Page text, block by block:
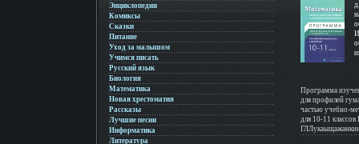
Энциклопедии
Комиксы
Сказки
Питание
Уход за малышом
Учимся писать
Русский язык
Биология
Математика
Новая хрестоматия
Рассказы
Лучшие песни
Информатика
Литература
Программа
для профилей
частью учебно-
для 10-11